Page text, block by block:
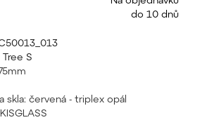
do 10 dnů
Tree S
skla: červená - triplex opál